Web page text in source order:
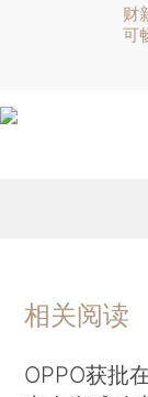
财
可
相关阅读
OPPO获批